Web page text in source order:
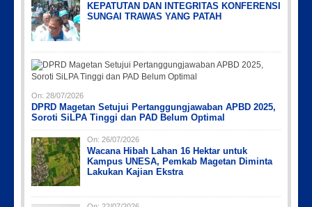
KEPATUTAN DAN INTEGRITAS KONFERENSI
SUNGAI TRAWAS YANG PATAH
On: 28/07/2026
DPRD Magetan Setujui Pertanggungjawaban APBD 2025,
Soroti SiLPA Tinggi dan PAD Belum Optimal
On: 26/07/2026
Wacana Hibah Lahan 16 Hektar untuk
Kampus UNESA, Pemkab Magetan Diminta
Lakukan Kajian Ekstra